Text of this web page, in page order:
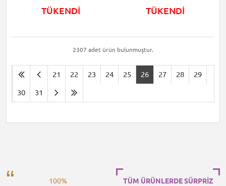
TÜKENDİ TÜKENDİ
2307 adet ürün bulunmuştur.
21 22 23 24 25 26 27 28 29
30 31
100%
TÜM ÜRÜNLERDE SÜRPRİZ